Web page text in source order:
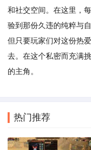
和社交空间。在这里，
验到那份久违的纯粹与
但只要玩家们对这份热
去。在这个私密而充满
的主角。
热门推荐